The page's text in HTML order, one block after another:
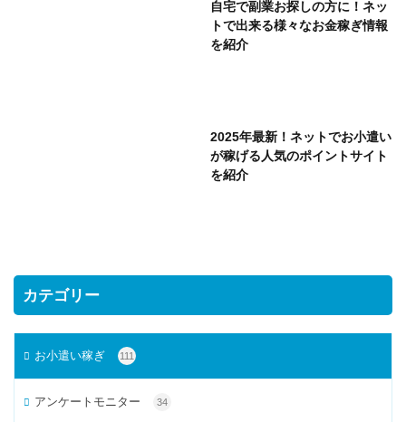
自宅で副業お探しの方に！ネッ
トで出来る様々なお金稼ぎ情報
を紹介
2025年最新！ネットでお小遣い
が稼げる人気のポイントサイト
を紹介
カテゴリー
お小遣い稼ぎ 111
アンケートモニター 34